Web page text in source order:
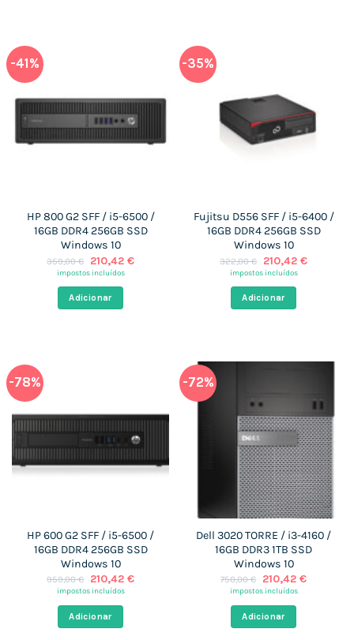
-41%
HP 800 G2 SFF / i5-6500 /
16GB DDR4 256GB SSD
Windows 10
359,00€
O
preço
era:
359,00 €.
210,42 €O
impostos incluídos
Adicionar
-35%
Fujitsu D556 SFF / i5-6400 /
16GB DDR4 256GB SSD
Windows 10
322,00€
O
preço
era:
322,00 €.
210,42 €O
impostos incluídos
Adicionar
-78%
HP 600 G2 SFF / i5-6500 /
16GB DDR4 256GB SSD
Windows 10
959,00€
O
preço
era:
959,00 €.
210,42 €O
impostos incluídos
Adicionar
-72%
Dell 3020 TORRE / i3-4160 /
16GB DDR3 1TB SSD
Windows 10
750,00€
O
preço
era:
750,00 €.
210,42 €O
impostos incluídos
Adicionar